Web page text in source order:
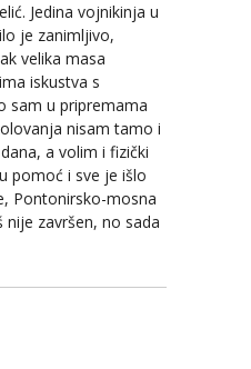
Jedina vojnikinja u
je zanimljivo,
velika masa
iskustva s
sam u pripremama
nisam tamo i
a volim i fizički
pomoć i sve je išlo
Pontonirsko-mosna
završen, no sada